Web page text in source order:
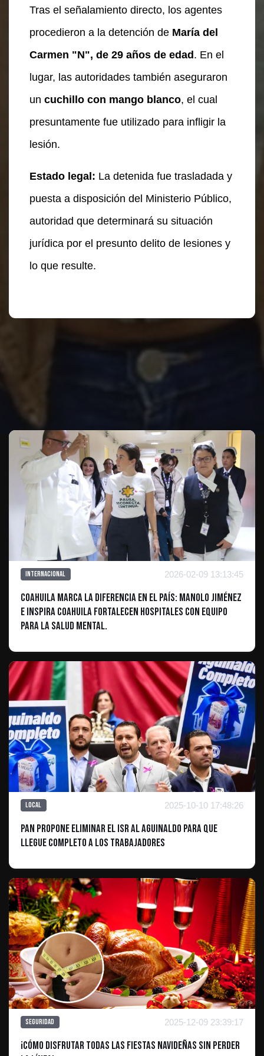
Tras el señalamiento directo, los agentes
procedieron a la detención de María del
Carmen "N", de 29 años de edad. En el
lugar, las autoridades también aseguraron
un cuchillo con mango blanco, el cual
presuntamente fue utilizado para infligir la
lesión.
Estado legal: La detenida fue trasladada y
puesta a disposición del Ministerio Público,
autoridad que determinará su situación
jurídica por el presunto delito de lesiones y
lo que resulte.
Internacional 2026-02-09 13:13:45
Coahuila marca la diferencia en el país: Manolo Jiménez
e Inspira Coahuila fortalecen hospitales con equipo
para la salud mental.
Local 2025-10-10 17:48:26
PAN Propone Eliminar el ISR al Aguinaldo para que
Llegue Completo a los Trabajadores
Seguridad 2025-12-09 23:39:17
¡Cómo disfrutar TODAS las fiestas navideñas sin perder